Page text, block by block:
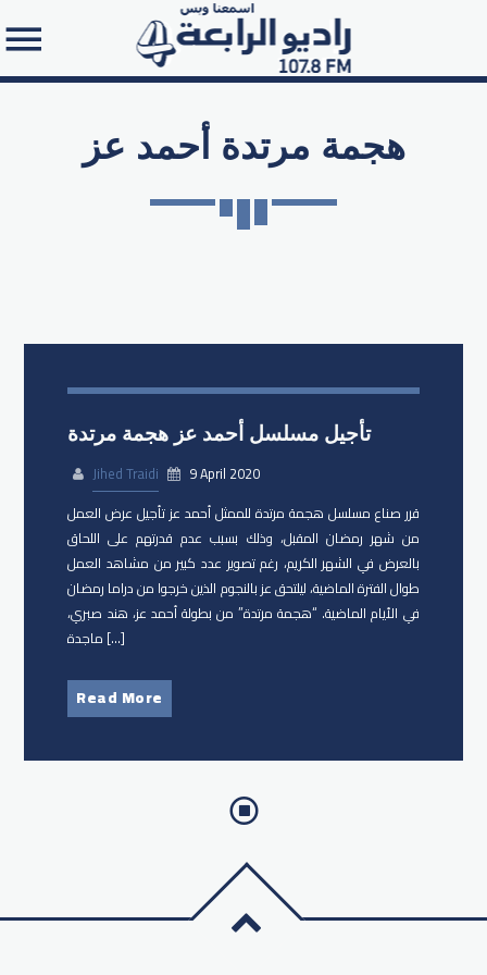
هجمة مرتدة أحمد عز
تأجيل مسلسل أحمد عز هجمة مرتدة
Jihed Traidi
9 April 2020
قرر صناع مسلسل هجمة مرتدة للممثل ​أحمد عز تأجيل عرض العمل
من شهر رمضان المقبل، وذلك بسبب عدم قدرتهم على اللحاق
بالعرض في الشهر الكريم، رغم تصوير عدد كبير من مشاهد العمل
طوال الفترة الماضية، ليلتحق عز بالنجوم الذين خرجوا من دراما رمضان
في الأيام الماضية. “هجمة مرتدة” من بطولة أحمد عز، هند صبري،
ماجدة […]
Read More